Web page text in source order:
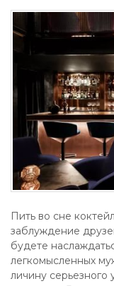
Пить во сне
заблуждение
будете
легкомысленных
личину серьезного